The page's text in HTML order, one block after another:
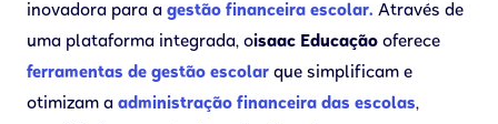
inovadora para a gestão financeira escolar. Através de
uma plataforma integrada, oisaac Educação oferece
ferramentas de gestão escolar que simplificam e
otimizam a administração financeira das escolas,